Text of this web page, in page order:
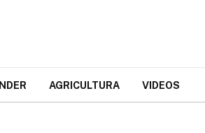
AGRICULTURA VIDEOS